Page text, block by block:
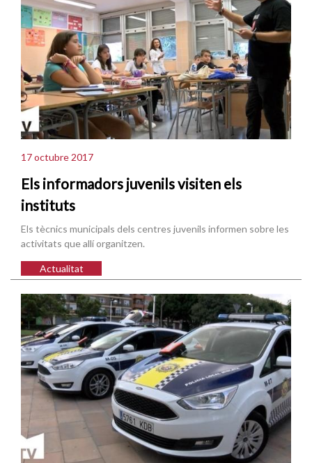
17 octubre 2017
Els informadors juvenils visiten els
instituts
Els tècnics municipals dels centres juvenils informen sobre les
activitats que allí organitzen.
Actualitat